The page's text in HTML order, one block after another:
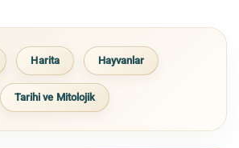
Harita Hayvanlar
Tarihi ve Mitolojik